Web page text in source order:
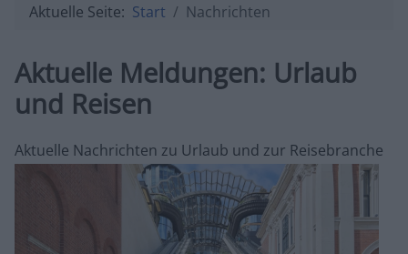
Aktuelle Seite: Start Nachrichten
Aktuelle Meldungen: Urlaub
und Reisen
Aktuelle Nachrichten zu Urlaub und zur Reisebranche